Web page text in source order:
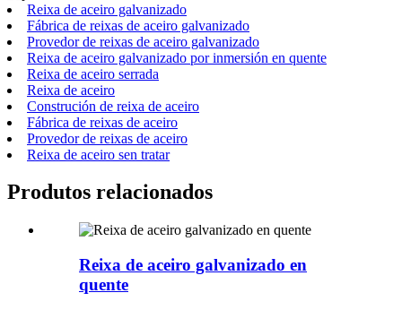
Reixa de aceiro galvanizado
Fábrica de reixas de aceiro galvanizado
Provedor de reixas de aceiro galvanizado
Reixa de aceiro galvanizado por inmersión en quente
Reixa de aceiro serrada
Reixa de aceiro
Construción de reixa de aceiro
Fábrica de reixas de aceiro
Provedor de reixas de aceiro
Reixa de aceiro sen tratar
Produtos relacionados
Reixa de aceiro galvanizado en
quente